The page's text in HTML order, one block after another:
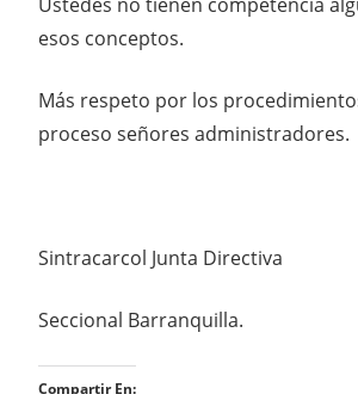
esos conceptos.
Más respeto por los
proceso señores administradores.
Sintracarcol Junta Directiva
Seccional Barranquilla.
Compartir En: